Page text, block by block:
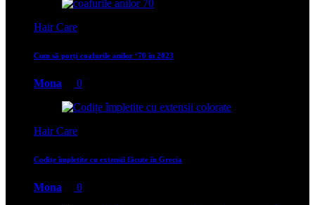
Hair Care
Cum să porți coafurile anilor ‘70 în 2023
Mona 0
Hair Care
Codițe împletite cu extensii făcute în Grecia
Mona 0